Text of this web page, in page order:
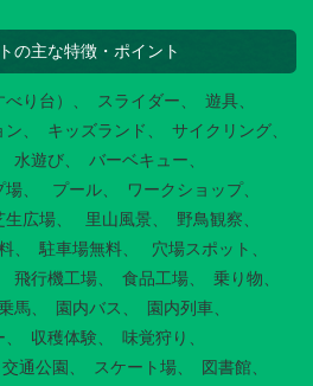
の主な特徴・ポイント
り台） スライダー
遊具
ン キッズランド
サイクリング
水遊び
バーベキュー
場 プール
ワークショップ
生広場 里山風景
野鳥観察
駐車場無料
穴場スポット
飛行機工場 食品工場
乗り物
乗馬 園内バス
園内列車
収穫体験
味覚狩り
交通公園 スケート場 図書館